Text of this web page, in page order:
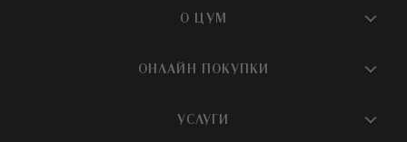
О ЦУМ
О магазине
Бутики и ПВЗ ЦУМ
ОНЛАЙН ПОКУПКИ
УСЛУГИ